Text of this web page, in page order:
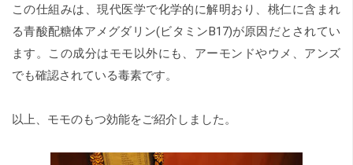
この仕組みは、現代医学で化学的に解明おり、桃仁に含まれ
る青酸配糖体アメグダリン(ビタミンB17)が原因だとされてい
ます。この成分はモモ以外にも、アーモンドやウメ、アンズ
でも確認されている毒素です。
以上、モモのもつ効能をご紹介しました。